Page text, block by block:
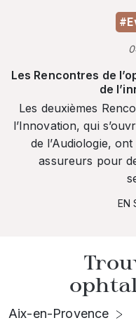
Les Rencontres de
de
Les deuxièmes
l’Innovation, qui
de l’Audiologie,
assureurs pour
EN
Aix-en-Provence